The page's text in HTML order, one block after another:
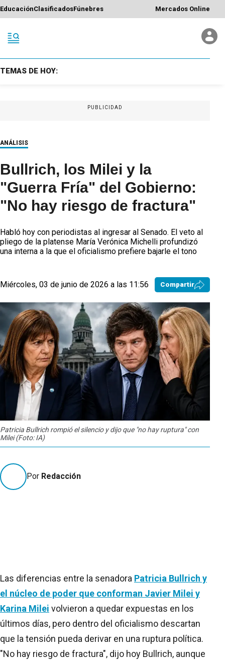
EducaciónClasificadosFúnebres Mercados Online
TEMAS DE HOY:
PUBLICIDAD
ANÁLISIS
Bullrich, los Milei y la
"Guerra Fría" del Gobierno:
"No hay riesgo de fractura"
Habló hoy con periodistas al ingresar al Senado. El veto al
pliego de la platense María Verónica Michelli profundizó
una interna a la que el oficialismo prefiere bajarle el tono
Miércoles, 03 de junio de 2026 a las 11:56 Compartir
Patricia Bullrich rompió el silencio y dijo que "no hay ruptura" con
Milei (Foto: IA)
Por Redacción
Las diferencias entre la senadora Patricia Bullrich y
el núcleo de poder que conforman Javier Milei y
Karina Milei volvieron a quedar expuestas en los
últimos días, pero dentro del oficialismo descartan
que la tensión pueda derivar en una ruptura política.
"No hay riesgo de fractura", dijo hoy Bullrich, aunque